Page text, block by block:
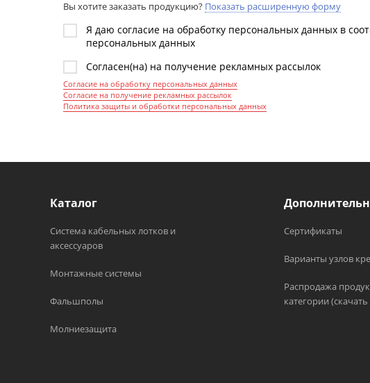
Вы хотите заказать продукцию? Показать расширенную форму
Я даю согласие на обработку персональных данных в
персональных данных
Согласен(на) на получение рекламных рассылок
Согласие на обработку персональных данных
Согласие на получение рекламных рассылок
Политика защиты и обработки персональных данных
Каталог
Система кабельных лотков и
аксессуаров
Монтажные системы
Фальшполы
Молниезащита
Сертификаты
Варианты узлов
Распродажа
категории